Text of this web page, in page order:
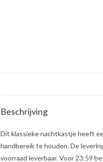
Beschrijving
Dit klassieke nachtkastje heeft
handbereik te houden. De
voorraad leverbaar. Voor 23:59